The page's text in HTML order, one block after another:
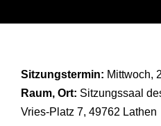
Sitzungstermin: Mittwoch,
Raum, Ort: Sitzungssaal
Vries-Platz 7, 49762 Lathen